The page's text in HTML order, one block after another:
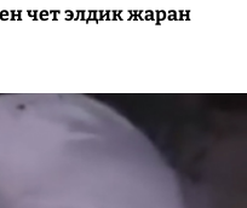
чет элдик жаран